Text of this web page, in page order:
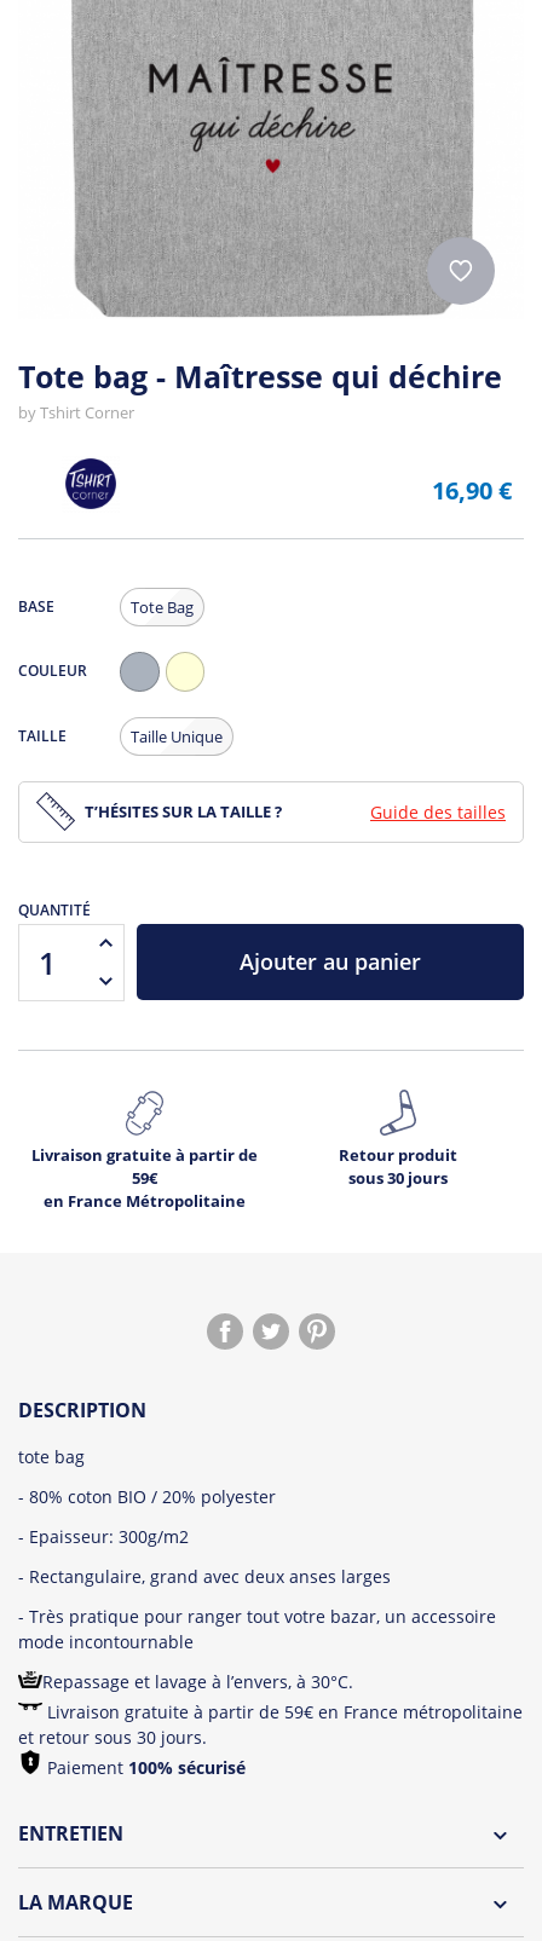
Tote bag - Maîtresse qui déchire
byTshirt Corner
16,90 €
BASE Tote Bag
COULEUR
Chiné
TAILLE Taille Unique
T’HÉSITES SUR LA TAILLE ? Guide des tailles
QUANTITÉ
Ajouter au panier
Livraison gratuite à partir de
59€
en France Métropolitaine
Retour produit
sous 30 jours
DESCRIPTION
tote bag
- 80% coton BIO / 20% polyester
- Epaisseur: 300g/m2
- Rectangulaire, grand avec deux anses larges
- Très pratique pour ranger tout votre bazar, un accessoire
mode incontournable
Repassage et lavage à l’envers, à 30°C.
Livraison gratuite à partir de 59€ en France métropolitaine
et retour sous 30 jours.
Paiement 100% sécurisé
ENTRETIEN
LA MARQUE